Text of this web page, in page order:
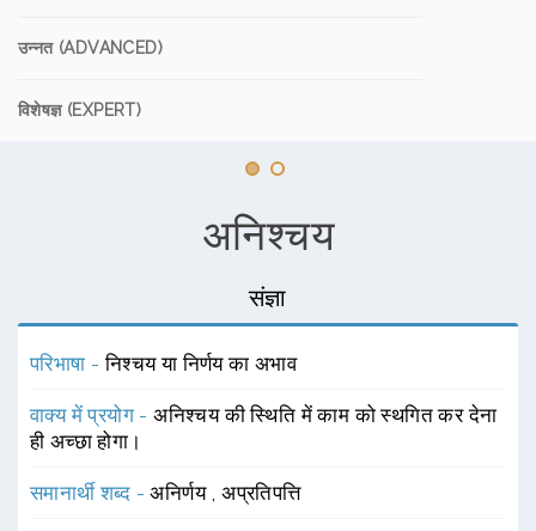
उन्नत (ADVANCED)
विशेषज्ञ (EXPERT)
अनिश्चय
संज्ञा
परिभाषा -निश्चय या निर्णय का अभाव
वाक्य में प्रयोग -अनिश्चय की स्थिति में काम को स्थगित कर देना
ही अच्छा होगा।
समानार्थी शब्द -अनिर्णय ,अप्रतिपत्ति